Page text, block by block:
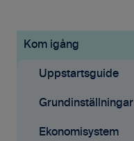
Kom igång
Uppstartsguide
Grundinställningar
Ekonomisystem